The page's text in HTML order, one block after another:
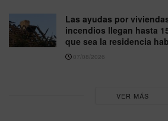
Las ayudas por
incendios llegan hasta
que sea la residencia
07/08/2026
VER MÁS